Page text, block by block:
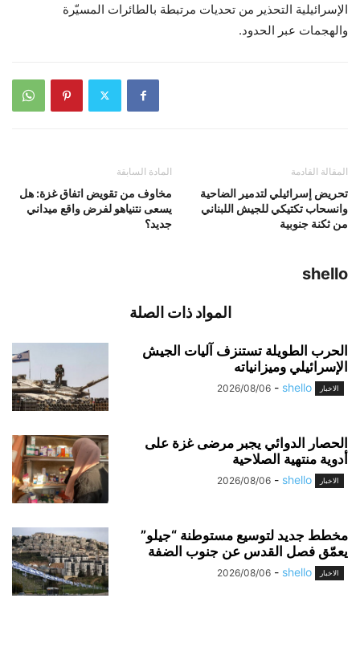
الإسرائيلية التحذير من تحديات مرتبطة بالطائرات المسيّرة
والهجمات عبر الحدود.
المادة السابقة
مخاوف من تقويض اتفاق غزة: هل
يسعى نتنياهو لفرض واقع ميداني
جديد؟
المقالة القادمة
تحريض إسرائيلي لتدمير الضاحية
وانسحاب تكتيكي للجيش اللبناني
من ثكنة جنوبية
shello
المواد ذات الصلة
الحرب الطويلة تستنزف آليات الجيش
الإسرائيلي وميزانياته
الاخبار shello
-
2026/08/06
الحصار الدوائي يجبر مرضى غزة على
أدوية منتهية الصلاحية
الاخبار shello
-
2026/08/06
مخطط جديد لتوسيع مستوطنة “جيلو”
يعمّق فصل القدس عن جنوب الضفة
الاخبار shello
-
2026/08/06